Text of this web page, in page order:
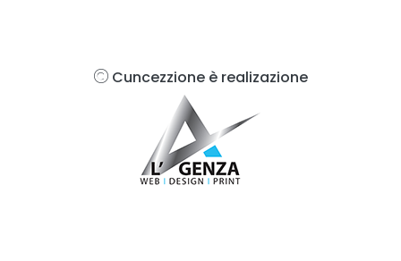
Cuncezzione è realizazione